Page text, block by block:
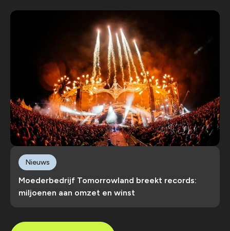
Moederbedrijf Tomorrowland breekt records:
miljoenen aan omzet en winst
Nieuws